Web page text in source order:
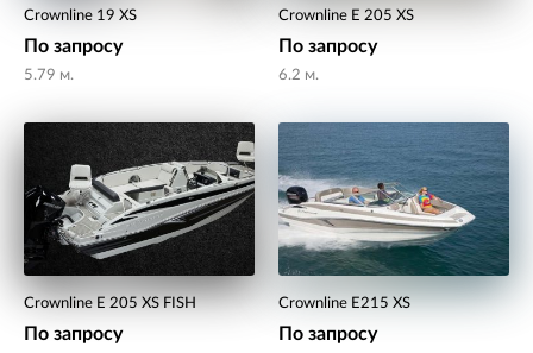
Crownline 19 XS
По запросу
5.79 м.
Crownline E 205 XS
По запросу
6.2 м.
Crownline E 205 XS FISH
По запросу
Crownline E215 XS
По запросу